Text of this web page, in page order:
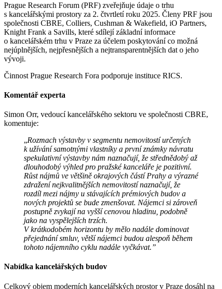
Prague Research Forum (PRF) zveřejňuje údaje o trhu
s kancelářskými prostory za 2. čtvrtletí roku 2025. Členy PRF jsou
společnosti CBRE, Colliers, Cushman & Wakefield, iO Partners,
Knight Frank a Savills, které sdílejí základní informace
o kancelářském trhu v Praze za účelem poskytování co možná
nejúplnějších, nejpřesnějších a nejtransparentnějších dat o jeho
vývoji.
Činnost Prague Research Fora podporuje instituce RICS.
Komentář experta
Simon Orr, vedoucí kancelářského sektoru ve společnosti CBRE,
komentuje:
„Rozmach výstavby v segmentu nemovitostí určených
k užívání samotnými vlastníky a první známky návratu
spekulativní výstavby nám naznačují, že střednědobý až
dlouhodobý výhled pro pražské kanceláře je pozitivní.
Růst nájmů ve většině okrajových částí Prahy a výrazné
zdražení nejkvalitnějších nemovitostí naznačují, že
rozdíl mezi nájmy u stávajících prémiových budov a
nových projektů se bude zmenšovat. Nájemci si zároveň
postupně zvykají na vyšší cenovou hladinu, podobně
jako na vyspělejších trzích.
V krátkodobém horizontu by mělo nadále dominovat
přejednání smluv, větší nájemci budou alespoň během
tohoto nájemního cyklu nadále vyčkávat.”
Nabídka kancelářských budov
Celkový objem moderních kancelářských prostor v Praze dosáhl na